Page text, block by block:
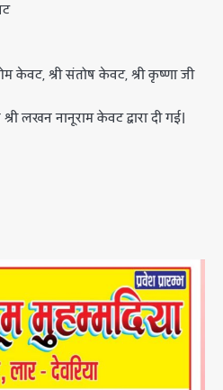
केवट, श्री संतोष केवट, श्री कृष्णा जी
लखन नानूराम केवट द्वारा दी गई।